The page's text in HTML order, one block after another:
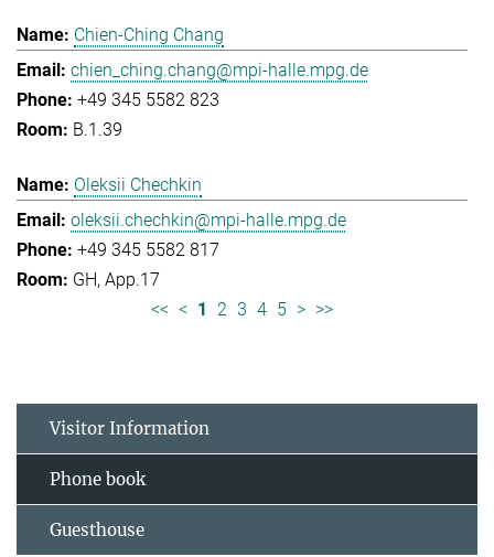
Chien-Ching Chang
chien_ching.chang@mpi-halle.mpg.de
+49 345 5582 823
B.1.39
Oleksii Chechkin
oleksii.chechkin@mpi-halle.mpg.de
+49 345 5582 817
GH, App.17
<< < 1 2 3 4 5 > >>
Visitor Information
Phone book
Guesthouse